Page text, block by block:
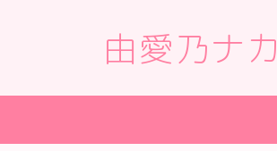
由愛乃ナカ